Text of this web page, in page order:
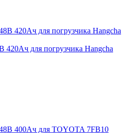
420Ач для погрузчика Hangcha